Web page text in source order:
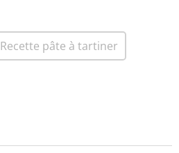
Recette pâte à tartiner